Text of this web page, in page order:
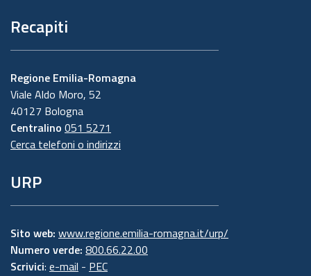
Recapiti
Regione Emilia-Romagna
Viale Aldo Moro, 52
40127 Bologna
Centralino 051 5271
Cerca telefoni o indirizzi
URP
Sito web: www.regione.emilia-romagna.it/urp/
Numero verde: 800.66.22.00
Scrivici: e-mail - PEC